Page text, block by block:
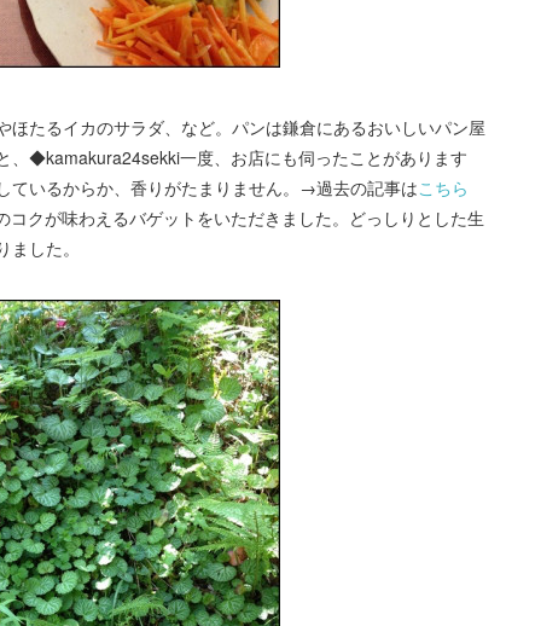
たるイカのサラダ、など。パンは鎌倉にあるおいしいパン屋
、◆kamakura24sekki一度、お店にも伺ったことがあります
ているからか、香りがたまりません。→過去の記事はこちら
クが味わえるバゲットをいただきました。どっしりとした生
した。